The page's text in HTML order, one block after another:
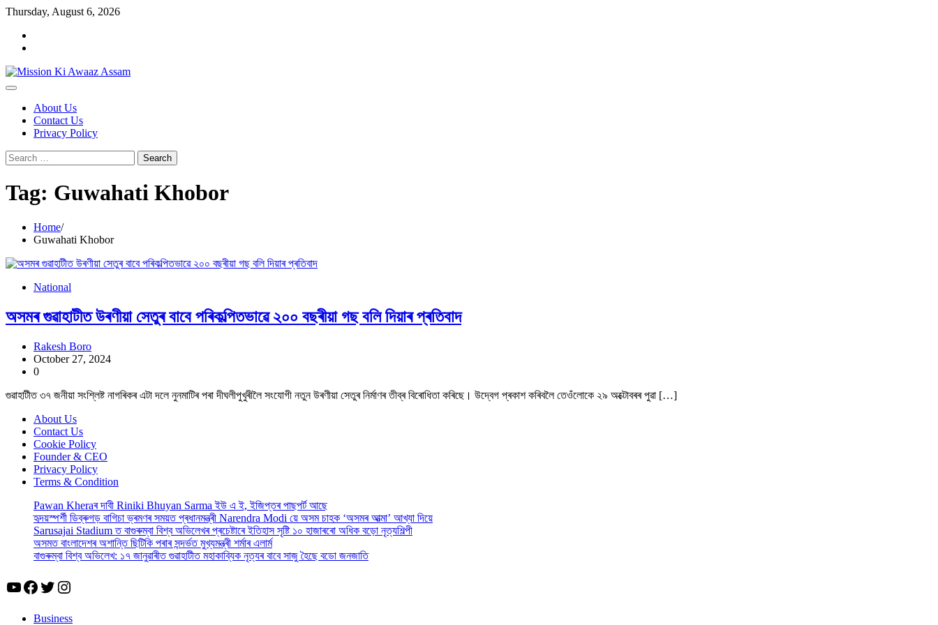
Skip
content
Thursday, August 6, 2026
About Us
Contact Us
Privacy Policy
Search
for:
Tag: Guwahati Khobor
Home
Guwahati Khobor
National
অসমৰ গুৱাহাটীত উৰণীয়া সেতুৰ বাবে পৰিকল্পিতভাৱে ২০০ বছৰীয়া গছ বলি দিয়াৰ প্ৰতিবাদ
Rakesh Boro
October 27, 2024
0
গুৱাহাটীত ৩৭ জনীয়া সংশ্লিষ্ট নাগৰিকৰ এটা দলে নুনমাটিৰ পৰা দীঘলীপুখুৰীলৈ সংযোগী নতুন উৰণীয়া সেতুৰ নিৰ্মাণৰ তীব্ৰ বিৰোধিতা কৰিছে। উদ্বেগ প্ৰকাশ কৰিবলৈ তেওঁলোকে ২৯ অক্টোবৰৰ পুৱা […]
About Us
Contact Us
Cookie Policy
Founder & CEO
Privacy Policy
Terms & Condition
Pawan Kheraৰ দাবী Riniki Bhuyan Sarma ইউ এ ই, ইজিপ্তৰ পাছপৰ্ট আছে
হৃদয়স্পৰ্শী ডিব্ৰুগড় বাগিচা ভ্ৰমণৰ সময়ত প্ৰধানমন্ত্ৰী Narendra Modi য়ে অসম চাহক ‘অসমৰ আত্মা’ আখ্যা দিয়ে
Sarusajai Stadium ত বাগুৰুম্বা বিশ্ব অভিলেখৰ প্ৰচেষ্টাৰে ইতিহাস সৃষ্টি ১০ হাজাৰৰো অধিক বড়ো নৃত্যশিল্পী
অসমত বাংলাদেশৰ অশান্তি ছিটিকি পৰাৰ সন্দৰ্ভত মুখ্যমন্ত্ৰী শৰ্মাৰ এলাৰ্ম
বাগুৰুম্বা বিশ্ব অভিলেখ: ১৭ জানুৱাৰীত গুৱাহাটীত মহাকাব্যিক নৃত্যৰ বাবে সাজু হৈছে বডো জনজাতি
YouTube
Facebook
Twitter
Instagram
Business